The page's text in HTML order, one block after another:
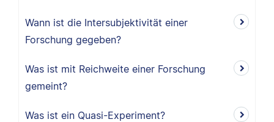
Wann ist die Intersubjektivität einer
Forschung gegeben?
Was ist mit Reichweite einer Forschung
gemeint?
Was ist ein Quasi-Experiment?